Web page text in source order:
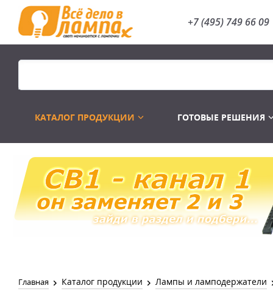
+7 (495) 749 66 09
КАТАЛОГ ПРОДУКЦИИ
Распродажа Лампы
ГОТОВЫЕ РЕШЕНИЯ
Главная Каталог продукции Лампы и ламподержатели